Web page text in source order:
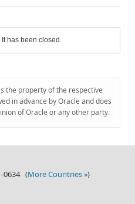
has been closed.
the property of the respective
in advance by Oracle and does
of Oracle or any other party.
0634 (More Countries »)